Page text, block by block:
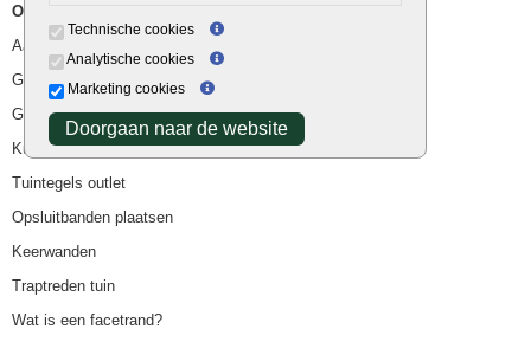
Technische cookies
Analytische cookies
Marketing cookies
Doorgaan naar de website
Overig
Aanbiedingen
Goedkope bestrating
Goedkope tuintegels
Kunstgras
Tuintegels outlet
Opsluitbanden plaatsen
Keerwanden
Traptreden tuin
Wat is een facetrand?